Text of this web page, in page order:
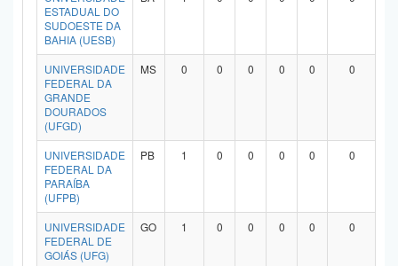
ESTADUAL DO
SUDOESTE DA
BAHIA (UESB)
UNIVERSIDADE
FEDERAL DA
GRANDE
DOURADOS
(UFGD)
MS 0 0 0 0 0 0
UNIVERSIDADE
FEDERAL DA
PARAÍBA
(UFPB)
PB 1 0 0 0 0 0
UNIVERSIDADE
FEDERAL DE
GOIÁS (UFG)
GO 1 0 0 0 0 0